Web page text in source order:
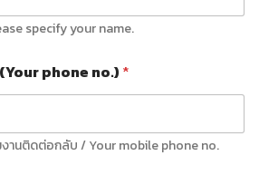
specify your name.
phone no.) *
านติดต่อกลับ / Your mobile phone no.